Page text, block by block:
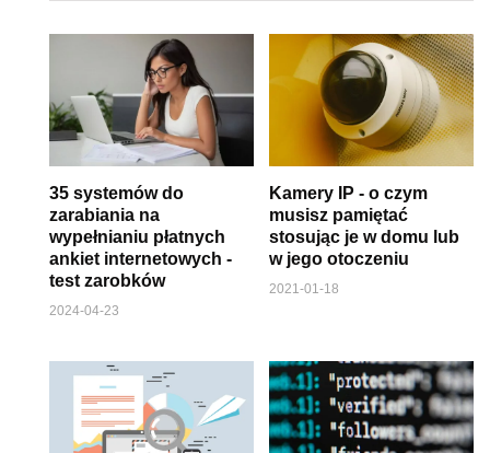
35 systemów do
zarabiania na
wypełnianiu płatnych
ankiet internetowych -
test zarobków
2024-04-23
Kamery IP - o czym
musisz pamiętać
stosując je w domu lub
w jego otoczeniu
2021-01-18